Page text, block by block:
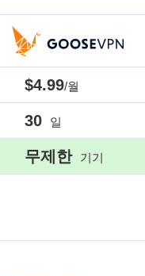
$4.99/월
30 일
무제한 기기